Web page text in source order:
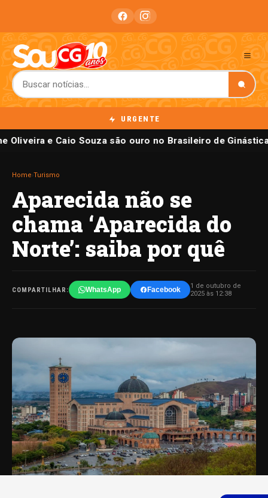
URGENTE
Oliveira e Caio Souza são ouro no Brasileiro de Ginástica
Home Turismo
Aparecida não se
chama ‘Aparecida do
Norte’: saiba por quê
COMPARTILHAR: WhatsApp Facebook
1 de outubro de
2025 às 12:38